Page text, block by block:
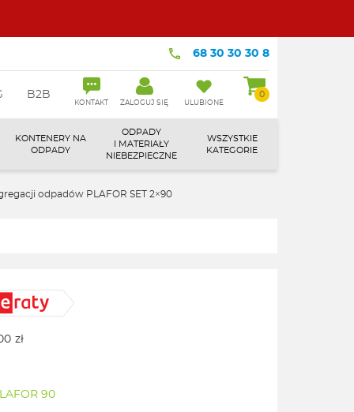
68 30 30 30 8
B2B
KONTAKT ZALOGUJ SIĘ ULUBIONE
0
KONTENERY NA
ODPADY
ODPADY
I MATERIAŁY
NIEBEZPIECZNE
WSZYSTKIE
KATEGORIE
odpadów PLAFOR SET 2×90
zł
90